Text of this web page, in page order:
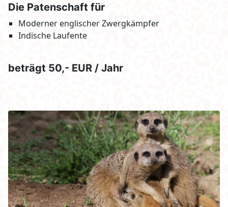
Die Patenschaft für
Moderner englischer Zwergkämpfer
Indische Laufente
beträgt 50,- EUR / Jahr